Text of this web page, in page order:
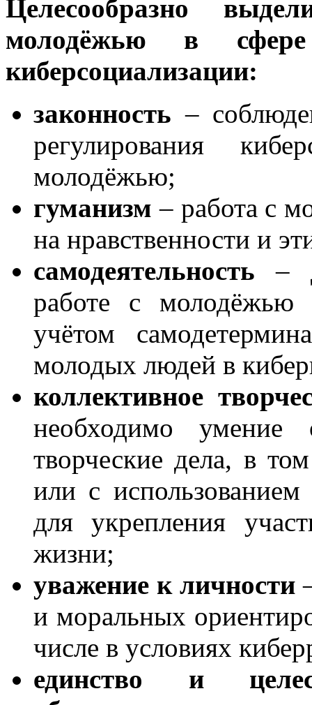
Целесообразно
молодёжью в
киберсоциализации:
законность –
регулирования
молодёжью;
гуманизм – работа с
на нравственности и
самодеятельность –
работе с молодёжью
учётом
молодых людей в
коллективное
необходимо умение
творческие дела, в
или с
для укрепления
жизни;
уважение к личности
и моральных
числе в условиях
единство и